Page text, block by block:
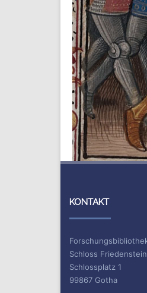
KONTAKT
Schloss Friedenstein
Schlossplatz 1
99867 Gotha